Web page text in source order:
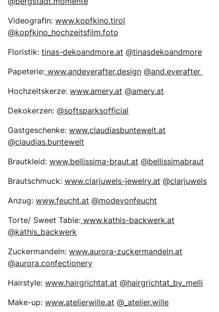
VideografIn: www.kopfkino.tirol
@kopfkino_hochzeitsfilm.foto
Floristik: tinas-dekoandmore.at @tinasdekoandmore
Papeterie: www.andeverafter.design @and.everafter
Hochzeitskerze: www.amery.at @amery.at
Dekokerzen: @softsparksofficial
Gastgeschenke: www.claudiasbuntewelt.at
@claudias.buntewelt
Brautkleid: www.bellissima-braut.at @bellissimabraut
Brautschmuck: www.clarjuwels-jewelry.at @clarjuwels
Anzug: www.feucht.at @modevonfeucht
Torte/ Sweet Table: www.kathis-backwerk.at
@kathis_backwerk
Zuckermandeln: www.aurora-zuckermandeln.at
@aurora.confectionery
Hairstyle: www.hairgrichtat.at @hairgrichtat_by_melli
Make-up: www.atelierwille.at @_atelier.wille